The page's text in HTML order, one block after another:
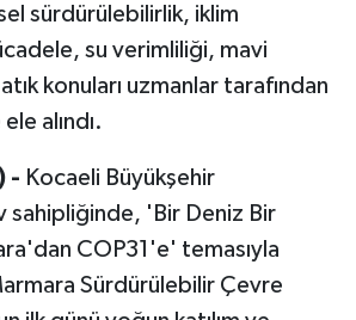
sürdürülebilirlik, iklim
su verimliliği, mavi
konuları uzmanlar tarafından
alındı.
- Kocaeli Büyükşehir
sahipliğinde, 'Bir Deniz Bir
COP31'e' temasıyla
Sürdürülebilir Çevre